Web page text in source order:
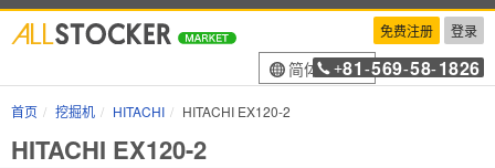
免费注册 登录
简体中文
+81 -569-58-1826
首页 挖掘机 HITACHI HITACHI EX120-2
HITACHI EX120-2